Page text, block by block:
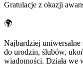
Gratulacje z okazji
🌍
Najbardziej uniwersalne
do urodzin, ślubów,
wiadomości. Działa we